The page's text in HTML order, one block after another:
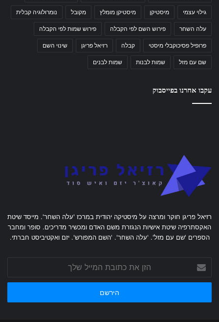
גילוי עצמי מיסטיקן מיסטיקן מומלץ מקובל נומרולוגיה קבלית
עלה השחר פירוש השם לפי הקבלה פירוש שמות לפי הקבלה
פרופיל פסיכוקבלי מיסטי קבלה רזיאל פריגן שינוי השם
שם עם מזל שמות לבנות שמות לבנים
עקבו אחרנו בפייסבוק
רזיאל פריגן חוקר ומרצה על מיסטיקה יהודית במרכז 'עלה השחר'. מייסד שיטת
האקסתרפיה שיטת אישיות הנגזרת משם האדם ומכשיר מדריכים. סופר ומחבר
הספרים 'שם עם מזל'. 'עלה השחר'. 'השם המפורש'. יזם ואקטיביסט חברתי.
את
כתובת
שלך